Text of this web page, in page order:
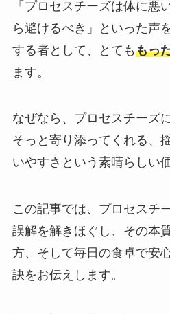
「プロセスチーズは体に悪
ら避けるべき」といった声
する者として、とてももっ
ます。
なぜなら、プロセスチーズ
そっと寄り添ってくれる、
いやすさという素晴らしい
この記事では、プロセスチ
誤解を解きほぐし、その本
方、そして毎日の食卓で安
訣をお伝えします。